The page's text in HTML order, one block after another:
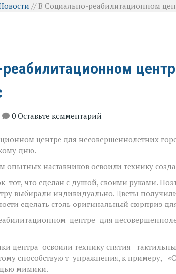
//В Социально-реабилитационном
0 Оставьте комментарий
центре для несовершеннолетних
дню.
опытных наставников освоили технику
что сделан с душой, своими руками.
выбирали индивидуально. Цветы
сделать столь оригинальный сюрприз
центре для
центра освоили технику снятия
способствую т упражнения, к примеру,
мимики.